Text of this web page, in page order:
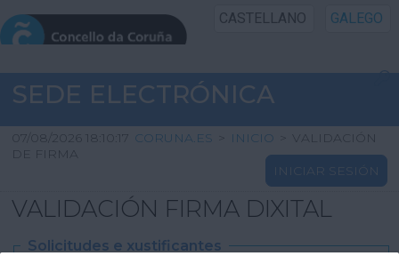
CASTELLANO GALEGO
INICIO SEDE
INICIO
INFORMACIÓN PÚBLICA
SEDE ELECTRÓNICA
07/08/2026 18:10:17 CORUNA.ES > INICIO >
VALIDACIÓN
DE FIRMA
INICIAR SESIÓN
VALIDACIÓN FIRMA DIXITAL
Solicitudes e xustificantes